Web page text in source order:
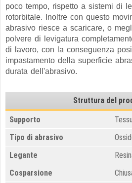
poco tempo, rispetto a sistemi di
rotorbitale. Inoltre con questo
abrasivo riesce a scaricare, o
polvere di levigatura
di lavoro, con la conseguenza
impastamento della superficie
durata dell'abrasivo.
Struttura del
Supporto
Tipo di abrasivo
Legante
Cosparsione